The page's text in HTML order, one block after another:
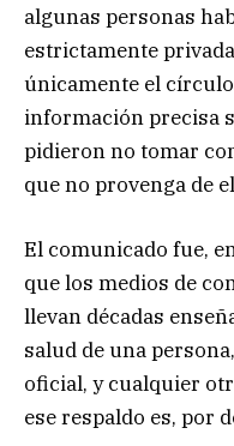
algunas personas
estrictamente
únicamente el
información precisa
pidieron no tomar
que no provenga de
El comunicado fue,
que los medios de
llevan décadas
salud de una
oficial, y cualquier
ese respaldo es, por